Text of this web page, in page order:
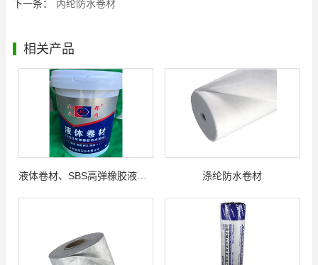
下一条：
丙纶防水卷材
相关产品
液体卷材、SBS高弹橡胶液体卷材 涤纶防水卷材